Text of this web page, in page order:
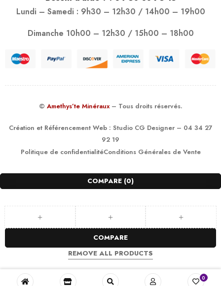
Lundi – Samedi : 9h30 – 12h30 / 14h00 – 19h00
Dimanche 10h00 – 12h30 / 15h00 – 18h00
© Amethys’te Minéraux – Tous droits réservés.
Création et Référencement Web : Studio CG Designer– 04 34 27
92 19
Politique de confidentialitéConditions Générales de Vente
0
COMPARE (0)
COMPARE
REMOVE ALL PRODUCTS